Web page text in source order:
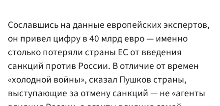
Сославшись на данные европейских экспертов,
он привел цифру в 40 млрд евро — именно
столько потеряли страны ЕС от введения
санкций против России. В отличие от времен
«холодной войны», сказал Пушков страны,
выступающие за отмену санкций — не «агенты